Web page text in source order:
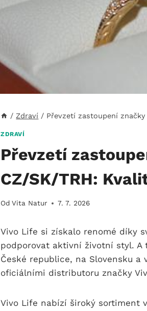
/ Zdraví / Převzetí zastoupení
ZDRAVÍ
Převzetí
CZ/SK/TRH:
Od Vita Natur 7. 7. 2026
Vivo Life si získalo renomé díky
podporovat aktivní životní styl. A
České republice, na Slovensku
oficiálními distributoru značky
Vivo Life nabízí široký sortiment